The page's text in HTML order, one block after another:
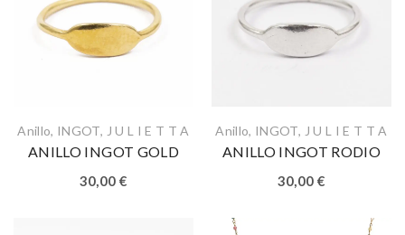
Anillo, INGOT, J U L I E T T A
ANILLO INGOT GOLD
30,00 €
Anillo, INGOT, J U L I E T T A
ANILLO INGOT RODIO
30,00 €